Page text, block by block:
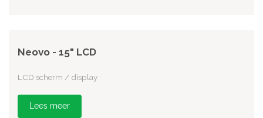
Neovo - 15" LCD
LCD scherm / display
Lees meer